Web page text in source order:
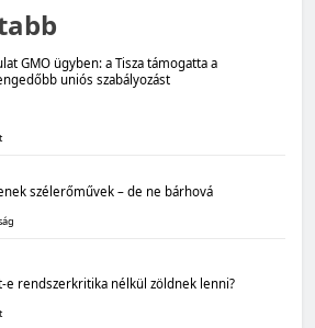
Fogyasztói bizalom,
Államadósság
GMO ügyben: a Tisza támogatta a
uniós szabályozást
szélerőművek – de ne bárhová
e rendszerkritika nélkül zöldnek lenni?